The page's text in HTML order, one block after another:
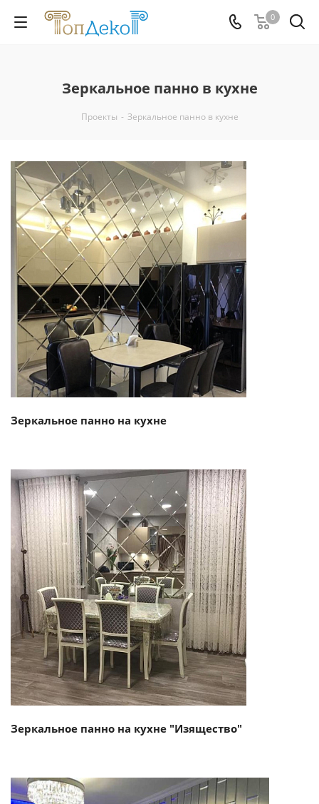
0
Зеркальное панно в кухне
Проекты - Зеркальное панно в кухне
Смотреть проект
Зеркальное панно на кухне
Смотреть проект
Зеркальное панно на кухне "Изящество"